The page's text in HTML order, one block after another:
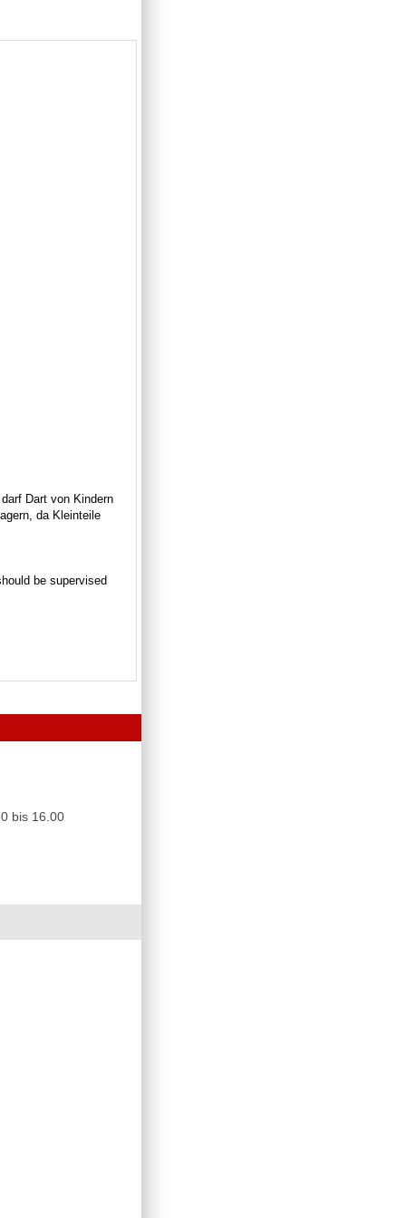
Dart von Kindern
da Kleinteile
be supervised
bis 16.00